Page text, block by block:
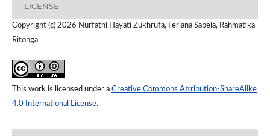
LICENSE
Copyright (c) 2026 Nurfathi Hayati Zukhrufa, Feriana Sabela, Rahmatika
Ritonga
This work is licensed under a Creative Commons Attribution-ShareAlike
4.0 International License.